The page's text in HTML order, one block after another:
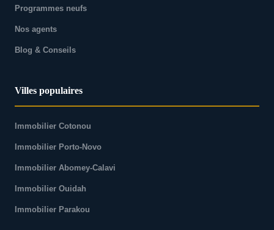
Programmes neufs
Nos agents
Blog & Conseils
Villes populaires
Immobilier Cotonou
Immobilier Porto-Novo
Immobilier Abomey-Calavi
Immobilier Ouidah
Immobilier Parakou